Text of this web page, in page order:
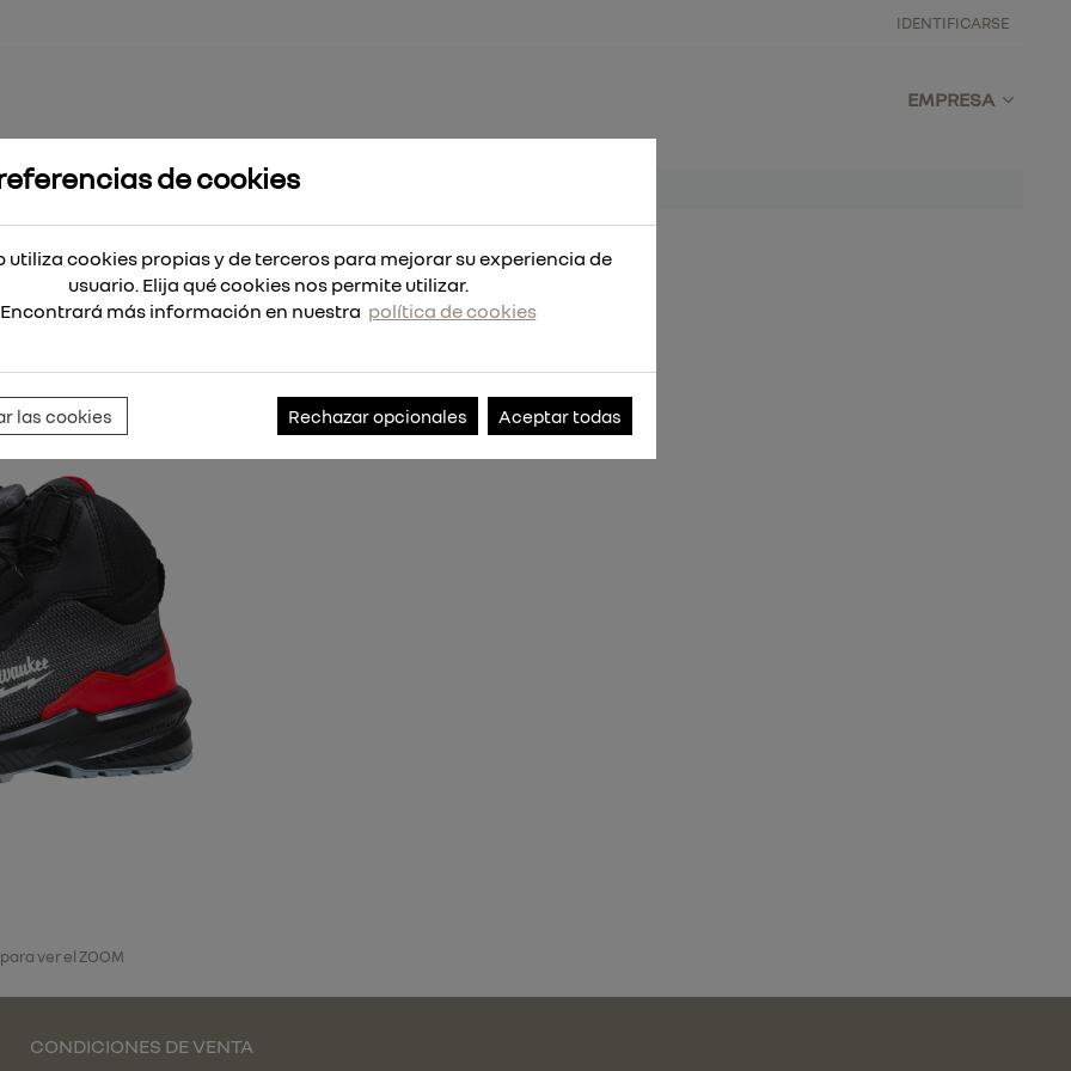
IDENTIFICARSE
EMPRESA
con sistema BOA® S1PS
con sistema BOA® S1PS
ver el ZOOM
CONDICIONES DE VENTA
de cookies
utiliza cookies propias y de terceros para mejorar su experiencia de
usuario. Elija qué cookies nos permite utilizar.
Encontrará más información en nuestra política de cookies
las cookies Rechazar opcionales Aceptar todas